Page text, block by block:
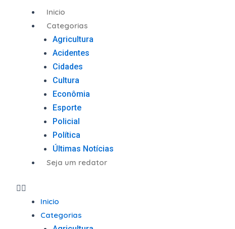
Inicio
Categorias
Agricultura
Acidentes
Cidades
Cultura
Econômia
Esporte
Policial
Política
Últimas Notícias
Seja um redator
Menu
Inicio
Categorias